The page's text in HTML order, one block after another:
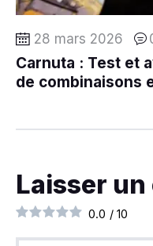
28 mars 2026
Carnuta : Test et
de combinaisons
Laisser
0.0 / 10